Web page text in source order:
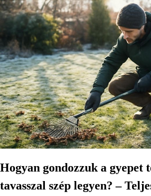
Hogyan gondozzuk a gyepet
tavasszal szép legyen? –